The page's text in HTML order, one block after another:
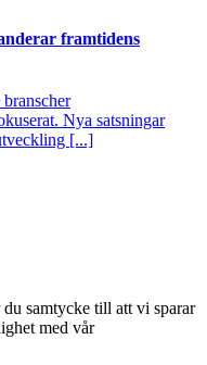
framtidens
Nya satsningar
[...]
samtycke till att vi sparar
med vår